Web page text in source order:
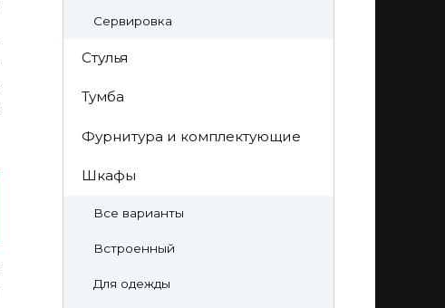
Сервировка
Стулья
Тумба
Фурнитура и комплектующие
Шкафы
Все варианты
Встроенный
Для одежды